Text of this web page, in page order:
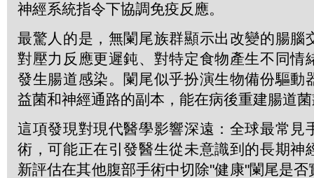
神經系統指令下協調免疫反應。
最驚人的是，無闌尾族群顯示出改變的腸腦
對壓力反應更遲鈍、對特定食物產生不同情
發生腸道感染。闌尾似乎扮演生物備份驅動
益菌和神經通路的副本，能在病後重建腸道
這項發現對現代醫學影響深遠：全球最常見
術，可能正在引發醫生從未意識到的長期神
新評估在其他腹部手術中切除"健康"闌尾是